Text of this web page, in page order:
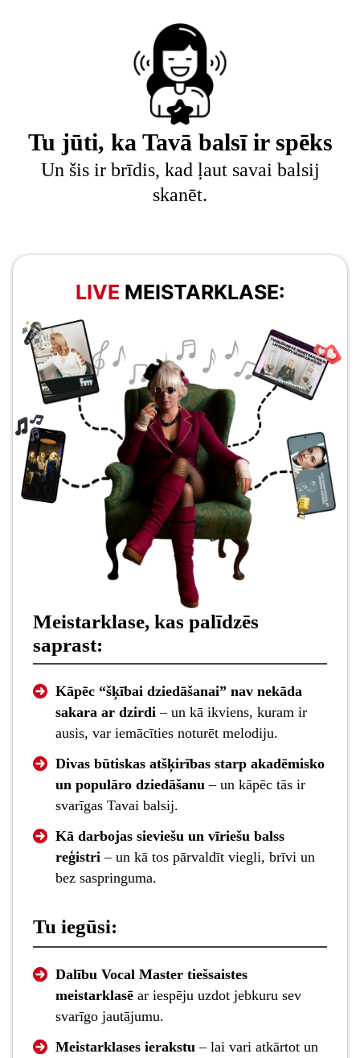
Tu jūti, ka Tavā balsī ir spēks
Un šis ir brīdis, kad ļaut savai balsij
skanēt.
LIVE MEISTARKLASE:
Meistarklase, kas palīdzēs
saprast:
Kāpēc “šķībai dziedāšanai” nav nekāda
sakara ar dzirdi – un kā ikviens, kuram ir
ausis, var iemācīties noturēt melodiju.
Divas būtiskas atšķirības starp akadēmisko
un populāro dziedāšanu – un kāpēc tās ir
svarīgas Tavai balsij.
Kā darbojas sieviešu un vīriešu balss
reģistri – un kā tos pārvaldīt viegli, brīvi un
bez saspringuma.
Tu iegūsi:
Dalību Vocal Master tiešsaistes
meistarklasē ar iespēju uzdot jebkuru sev
svarīgo jautājumu.
Meistarklases ierakstu – lai vari atkārtot un